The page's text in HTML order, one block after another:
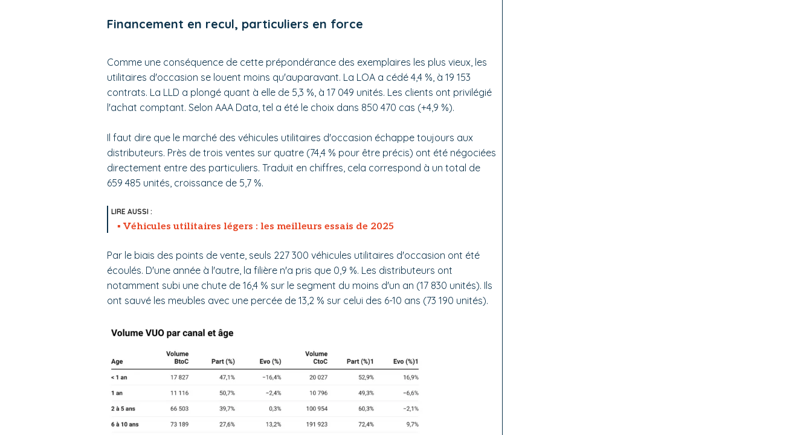
Financement en recul, particuliers en force
Comme une conséquence de cette prépondérance des exemplaires les plus vieux, les
utilitaires d'occasion se louent moins qu'auparavant. La LOA a cédé 4,4 %, à 19 153
contrats. La LLD a plongé quant à elle de 5,3 %, à 17 049 unités. Les clients ont privilégié
l'achat comptant. Selon AAA Data, tel a été le choix dans 850 470 cas (+4,9 %).
Il faut dire que le marché des véhicules utilitaires d'occasion échappe toujours aux
distributeurs. Près de trois ventes sur quatre (74,4 % pour être précis) ont été négociées
directement entre des particuliers. Traduit en chiffres, cela correspond à un total de
659 485 unités, croissance de 5,7 %.
Véhicules utilitaires légers : les meilleurs essais de 2025
Par le biais des points de vente, seuls 227 300 véhicules utilitaires d'occasion ont été
écoulés. D'une année à l'autre, la filière n'a pris que 0,9 %. Les distributeurs ont
notamment subi une chute de 16,4 % sur le segment du moins d'un an (17 830 unités). Ils
ont sauvé les meubles avec une percée de 13,2 % sur celui des 6-10 ans (73 190 unités).